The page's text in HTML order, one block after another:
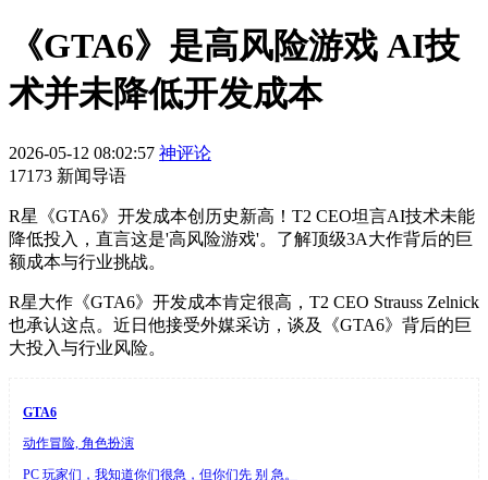
《GTA6》是高风险游戏 AI技
术并未降低开发成本
2026-05-12 08:02:57 神评论
17173 新闻导语
R星《GTA6》开发成本创历史新高！T2 CEO坦言AI技术未能
降低投入，直言这是'高风险游戏'。了解顶级3A大作背后的巨
额成本与行业挑战。
R星大作《GTA6》开发成本肯定很高，T2 CEO Strauss Zelnick
也承认这点。近日他接受外媒采访，谈及《GTA6》背后的巨
大投入与行业风险。
GTA6
动作冒险, 角色扮演
PC 玩家们，我知道你们很急，但你们先 别 急。